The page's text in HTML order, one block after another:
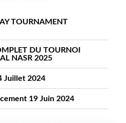
TOURNAMENT
DU TOURNOI
NASR 2025
Juillet 2024
19 Juin 2024